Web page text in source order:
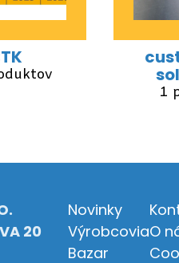
1
20
Novinky
Výrobcovia
Bazar
O